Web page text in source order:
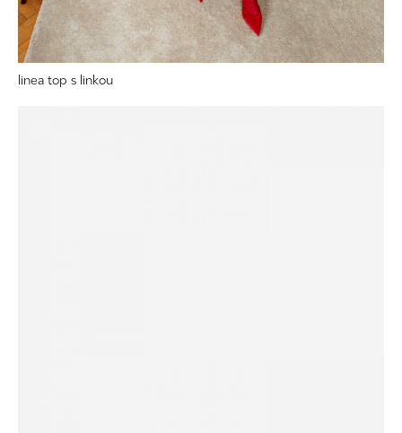
linea top s linkou